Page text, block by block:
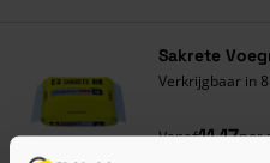
Sakrete
Verkrijgbaar in
Vanaf11,17per